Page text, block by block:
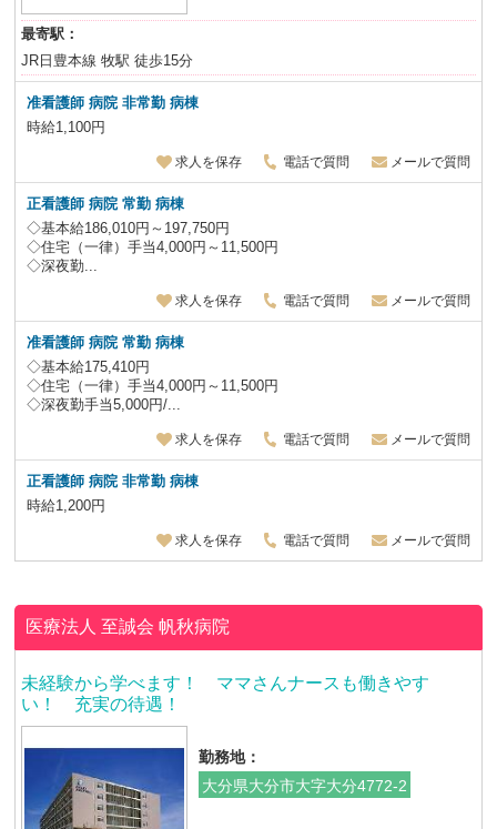
最寄駅：
JR日豊本線 牧駅 徒歩15分
准看護師 病院 非常勤 病棟
時給1,100円
求人を保存 電話で質問 メールで質問
正看護師 病院 常勤 病棟
◇基本給186,010円～197,750円
◇住宅（一律）手当4,000円～11,500円
◇深夜勤...
求人を保存 電話で質問 メールで質問
准看護師 病院 常勤 病棟
◇基本給175,410円
◇住宅（一律）手当4,000円～11,500円
◇深夜勤手当5,000円/...
求人を保存 電話で質問 メールで質問
正看護師 病院 非常勤 病棟
時給1,200円
求人を保存 電話で質問 メールで質問
医療法人 至誠会帆秋病院
未経験から学べます！ ママさんナースも働きやす
い！ 充実の待遇！
勤務地：
大分県大分市大字大分4772-2